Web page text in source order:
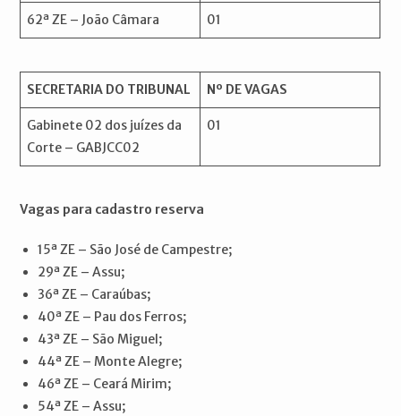
62ª ZE – João Câmara 01
SECRETARIA DO TRIBUNAL Nº DE VAGAS
Gabinete 02 dos juízes da
Corte – GABJCC02
01
Vagas para cadastro reserva
15ª ZE – São José de Campestre;
29ª ZE – Assu;
36ª ZE – Caraúbas;
40ª ZE – Pau dos Ferros;
43ª ZE – São Miguel;
44ª ZE – Monte Alegre;
46ª ZE – Ceará Mirim;
54ª ZE – Assu;